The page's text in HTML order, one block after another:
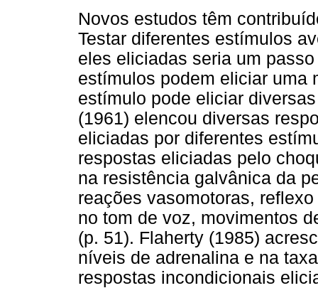
Novos estudos têm
Testar diferentes estímulos
eles eliciadas seria um
estímulos podem eliciar uma
estímulo pode eliciar
(1961) elencou diversas
eliciadas por diferentes
respostas eliciadas pelo
na resistência galvânica da
reações vasomotoras,
no tom de voz, movimentos
(p. 51). Flaherty (1985)
níveis de adrenalina e na
respostas incondicionais